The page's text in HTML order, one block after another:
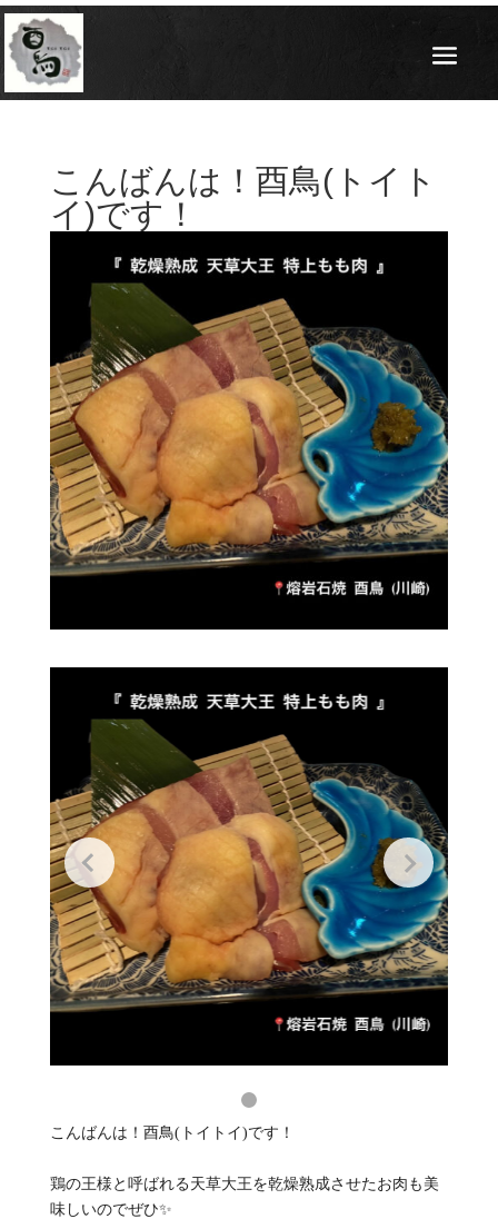
こんばんは！酉鳥(トイト
イ)です！
こんばんは！酉鳥(トイトイ)です！
鶏の王様と呼ばれる天草大王を乾燥熟成させたお肉も美
味しいのでぜひ✨️